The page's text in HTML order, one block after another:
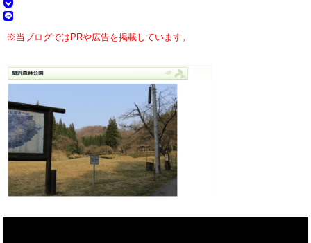
※当ブログではPRや広告を掲載しています。